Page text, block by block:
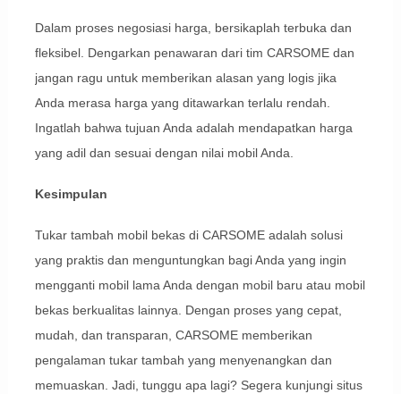
Dalam proses negosiasi harga, bersikaplah terbuka dan
fleksibel. Dengarkan penawaran dari tim CARSOME dan
jangan ragu untuk memberikan alasan yang logis jika
Anda merasa harga yang ditawarkan terlalu rendah.
Ingatlah bahwa tujuan Anda adalah mendapatkan harga
yang adil dan sesuai dengan nilai mobil Anda.
Kesimpulan
Tukar tambah mobil bekas di CARSOME adalah solusi
yang praktis dan menguntungkan bagi Anda yang ingin
mengganti mobil lama Anda dengan mobil baru atau mobil
bekas berkualitas lainnya. Dengan proses yang cepat,
mudah, dan transparan, CARSOME memberikan
pengalaman tukar tambah yang menyenangkan dan
memuaskan. Jadi, tunggu apa lagi? Segera kunjungi situs